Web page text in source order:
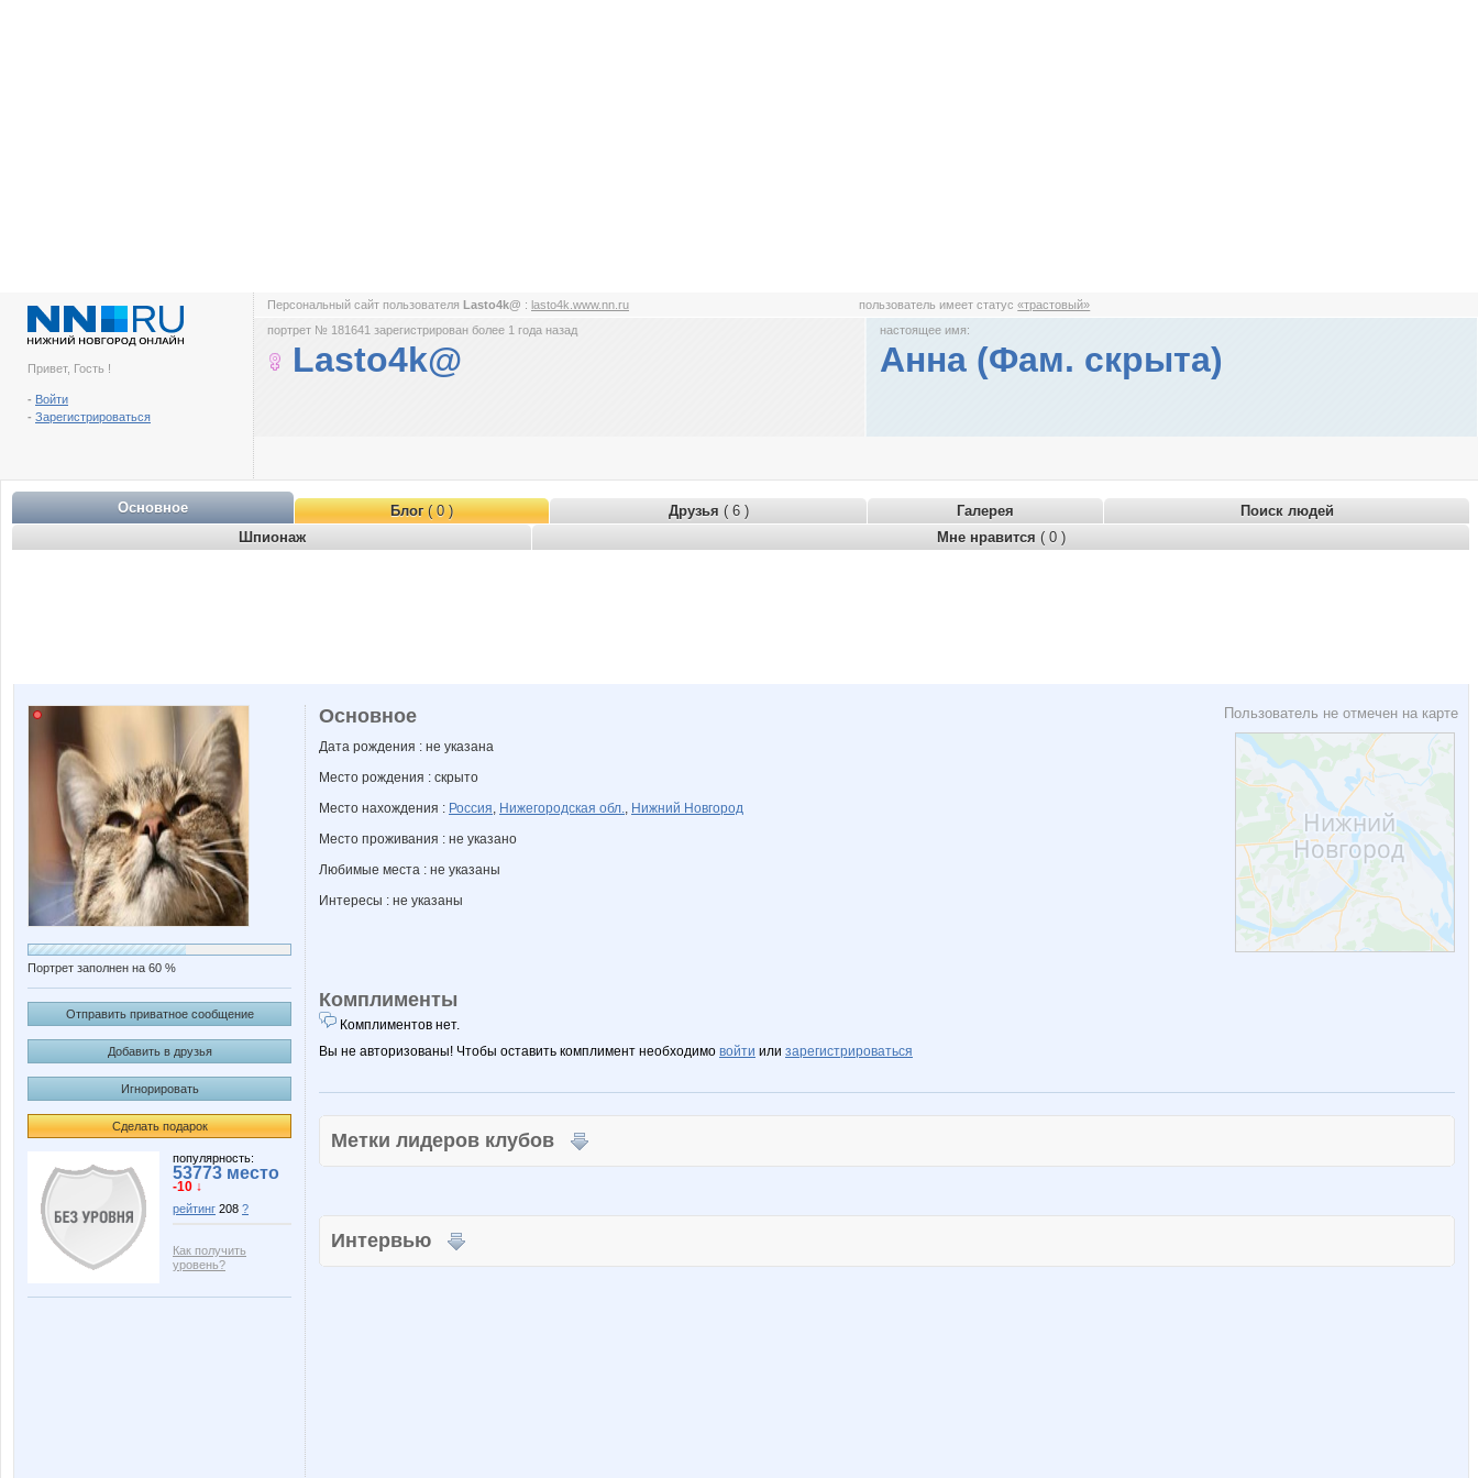
Привет, Гость !
- Войти
- Зарегистрироваться
Персональный сайт пользователя Lasto4k@ : lasto4k.www.nn.ru пользователь имеет статус«трастовый»
портрет № 181641 зарегистрирован более 1 года назад
Lasto4k@
настоящее имя:
Анна (Фам. скрыта)
Основное Блог( 0 ) Друзья ( 6 ) Галерея
Поиск людей
Шпионаж
Мне нравится ( 0 )
Портрет заполнен на 60 %
Отправить приватное сообщение
Добавить в друзья
Игнорировать
Сделать подарок
популярность:
53773 место
-10 ↓
рейтинг 208 ?
Как получить
уровень?
Пользователь не отмечен на карте
Основное
Дата рождения : не указана
Место рождения : скрыто
Место нахождения : Россия, Нижегородская обл., Нижний Новгород
Место проживания : не указано
Любимые места : не указаны
Интересы : не указаны
Комплименты
Комплиментов нет.
Вы не авторизованы! Чтобы оставить комплимент необходимо войти или зарегистрироваться
Метки лидеров клубов
Интервью